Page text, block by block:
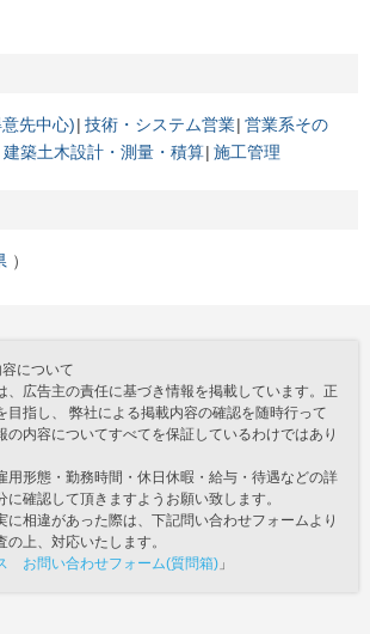
先中心) 技術・システム営業 営業系その
建築土木設計・測量・積算 施工管理
について
、広告主の責任に基づき情報を掲載しています。正
目指し、 弊社による掲載内容の確認を随時行って
の内容についてすべてを保証しているわけではあり
用形態・勤務時間・休日休暇・給与・待遇などの詳
確認して頂きますようお願い致します。
に相違があった際は、下記問い合わせフォームより
上、対応いたします。
お問い合わせフォーム(質問箱) 」